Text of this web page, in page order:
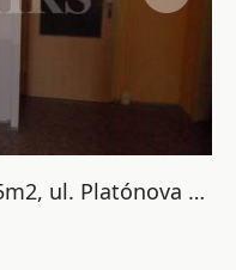
Pronájem bytu 1+kk, OV, 25m2, ul. Platónova 14, P-12 Modřany